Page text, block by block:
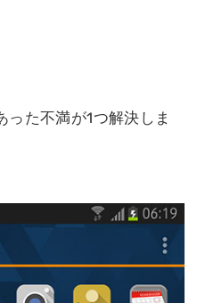
た不満が1つ解決しま